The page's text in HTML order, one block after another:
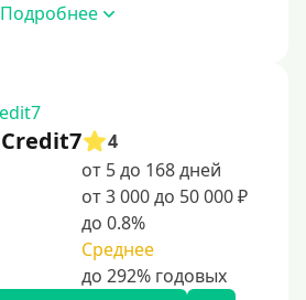
Подробнее
Credit7
4
от 5 до 168 дней
от 3 000 до 50 000 ₽
до 0.8%
Среднее